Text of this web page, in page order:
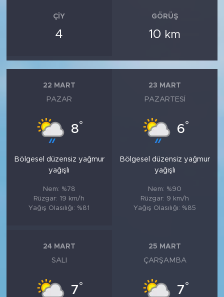
ÇIY
4
GÖRÜŞ
10 km
22 MART
PAZAR
8°
Bölgesel düzensiz yağmur
yağışlı
Nem: %78
Rüzgar: 19 km/h
Yağış Olasılığı: %81
23 MART
PAZARTESI
6°
Bölgesel düzensiz yağmur
yağışlı
Nem: %90
Rüzgar: 9 km/h
Yağış Olasılığı: %85
24 MART
SALI
7°
25 MART
ÇARŞAMBA
7°